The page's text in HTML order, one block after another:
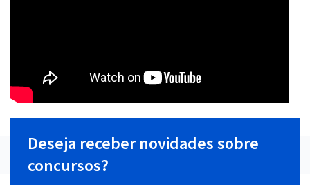
Deseja receber novidades sobre
concursos?